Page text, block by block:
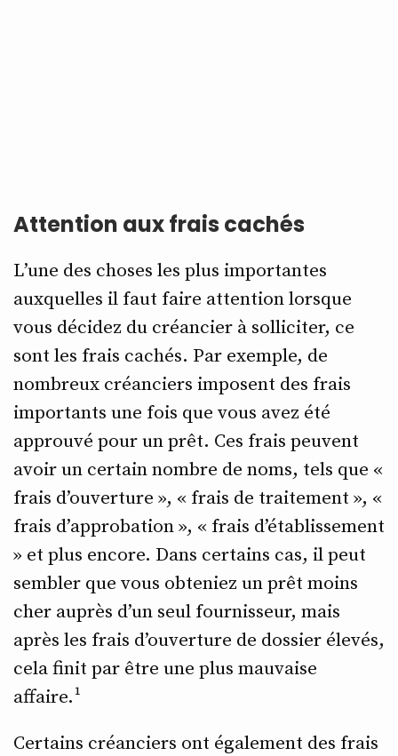
Attention aux frais cachés
L’une des choses les plus importantes
auxquelles il faut faire attention lorsque
vous décidez du créancier à solliciter, ce
sont les frais cachés. Par exemple, de
nombreux créanciers imposent des frais
importants une fois que vous avez été
approuvé pour un prêt. Ces frais peuvent
avoir un certain nombre de noms, tels que «
frais d’ouverture », « frais de traitement », «
frais d’approbation », « frais d’établissement
» et plus encore. Dans certains cas, il peut
sembler que vous obteniez un prêt moins
cher auprès d’un seul fournisseur, mais
après les frais d’ouverture de dossier élevés,
cela finit par être une plus mauvaise
affaire.¹
Certains créanciers ont également des frais